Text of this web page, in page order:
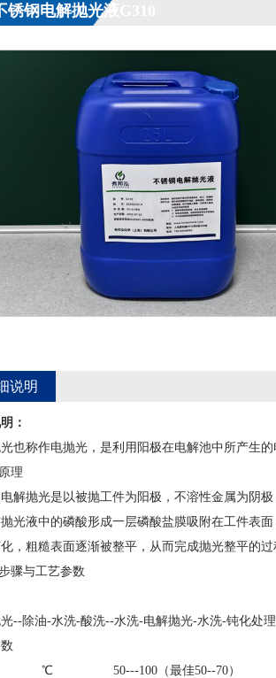
锈钢电解抛光液G310
说明
：
也称作电抛光，是利用阳极在电解池中所产生
理
解抛光是以被抛工件为阳极，不溶性金属为阴
光液中的磷酸形成一层磷酸盐膜吸附在工件表
，粗糙表面逐渐被整平，从而完成抛光整平的过
骤与工艺参数
--除油-水洗-酸洗--水洗-电解抛光-水洗-钝化处
50---100（最佳50--70）